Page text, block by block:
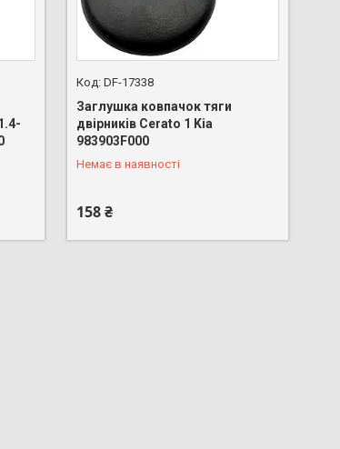
DF-17338
Заглушка ковпачок тяги
двірників Cerato 1 Kia
983903F000
Немає в наявності
158 ₴